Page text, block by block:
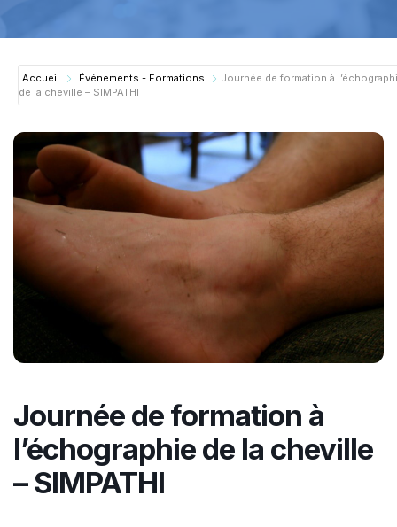
Accueil Événements - Formations
Journée de formation à
de la cheville – SIMPATHI
Journée de formation à
l’échographie de la cheville
– SIMPATHI